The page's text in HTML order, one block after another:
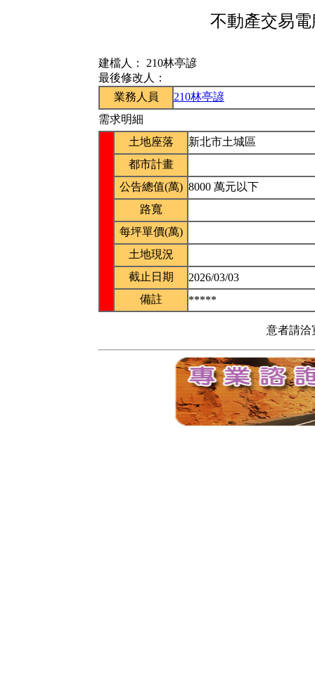
不動產交易
建檔人： 210林亭諺
最後修改人：
業務人員
210林亭諺
需求明細
土地座落
新北市土城區
都市計畫
公告總值(萬) 8000 萬元以下
路寬
每坪單價(萬)
土地現況
截止日期
2026/03/03
備註
*****
意者請洽